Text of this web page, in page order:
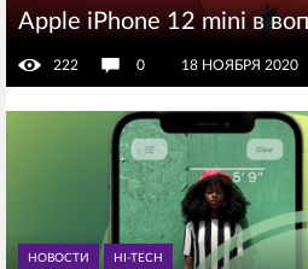
Apple iPhone 12 mini в
222 0 18 НОЯБРЯ 2020
НОВОСТИ HI-TECH